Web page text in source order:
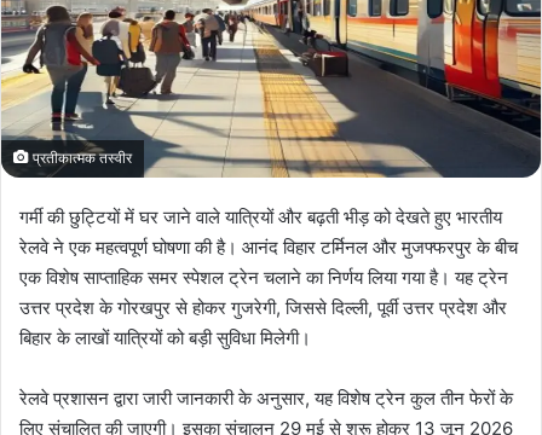
प्रतीकात्मक तस्वीर
गर्मी की छुट्टियों में घर जाने वाले यात्रियों और बढ़ती भीड़ को देखते हुए भारतीय
रेलवे ने एक महत्वपूर्ण घोषणा की है। आनंद विहार टर्मिनल और मुजफ्फरपुर के बीच
एक विशेष साप्ताहिक समर स्पेशल ट्रेन चलाने का निर्णय लिया गया है। यह ट्रेन
उत्तर प्रदेश के गोरखपुर से होकर गुजरेगी, जिससे दिल्ली, पूर्वी उत्तर प्रदेश और
बिहार के लाखों यात्रियों को बड़ी सुविधा मिलेगी।
रेलवे प्रशासन द्वारा जारी जानकारी के अनुसार, यह विशेष ट्रेन कुल तीन फेरों के
लिए संचालित की जाएगी। इसका संचालन 29 मई से शुरू होकर 13 जून 2026